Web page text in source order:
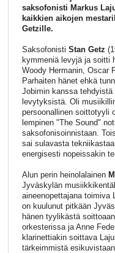
saksofonisti Markus
kaikkien aikojen
Getzille.
Saksofonisti Stan Getz
kymmeniä levyjä ja soitti
Woody Hermanin, Oscar
Parhaiten hänet ehkä
Jobimin kanssa
levytyksistä. Oli
persoonallinen soittotyyli
lempinen "The Sound"
saksofonisoinnistaan.
sai sulavasta
energisesti nopeissakin
Alun perin heinolalainen
Jyväskylän
aineenopettajana toimiva
on kuulunut pitkään
hänen tyylikästä
orkesterissa ja Anne
klarinettiakin soittava
tärkeimmistä esikuvistaan.